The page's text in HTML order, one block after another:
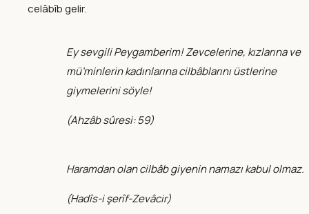
celâbîb gelir.
Ey sevgili Peygamberim! Zevcelerine, kızlarına ve
mü’minlerin kadınlarına cilbâblarını üstlerine
giymelerini söyle!
(Ahzâb sûresi: 59)
Haramdan olan cilbâb giyenin namazı kabul olmaz.
(Hadîs-i şerîf-Zevâcir)